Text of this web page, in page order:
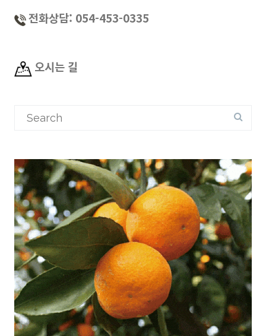
전화상담: 054-453-0335
오시는 길
Search
for: